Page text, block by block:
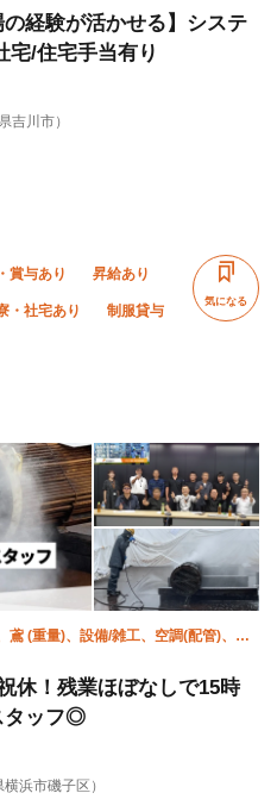
の経験が活かせる】システ
宅/住宅手当有り
吉川市）
賞与あり 昇給あり
・社宅あり 制服貸与
気になる
鳶 (重量)、設備/雑工、空調(配管)、空
休！残業ほぼなしで15時
タッフ◎
横浜市磯子区）